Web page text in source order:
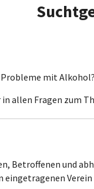
Probleme mit
allen Fragen zum
Betroffenen und